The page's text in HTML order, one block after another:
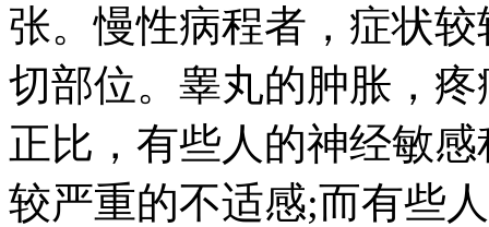
张。慢性病程者，症状
切部位。睾丸的肿胀，
正比，有些人的神经敏
较严重的不适感;而有些